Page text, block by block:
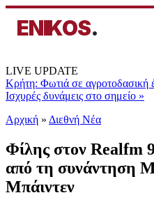
ENIKOS.
LIVE UPDATE
Κρήτη: Φωτιά σε αγροτοδασική
Ισχυρές δυνάμεις στο σημείο »
Αρχική » Διεθνή Νέα
Φίλης στον Realfm
από τη συνάντηση
Μπάιντεν